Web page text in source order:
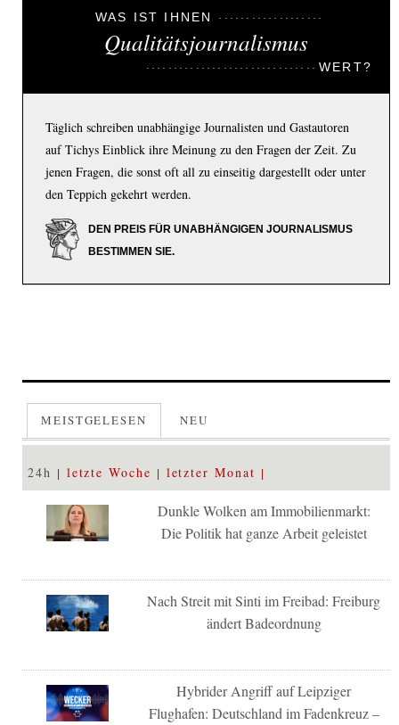
WAS IST IHNEN
Qualitätsjournalismus
WERT?
Täglich schreiben unabhängige Journalisten und Gastautoren
auf Tichys Einblick ihre Meinung zu den Fragen der Zeit. Zu
jenen Fragen, die sonst oft all zu einseitig dargestellt oder unter
den Teppich gekehrt werden.
DEN PREIS FÜR UNABHÄNGIGEN JOURNALISMUS
BESTIMMEN SIE.
MEISTGELESEN NEU
24h letzte Woche letzter Monat
Dunkle Wolken am Immobilienmarkt:
Die Politik hat ganze Arbeit geleistet
Nach Streit mit Sinti im Freibad: Freiburg
ändert Badeordnung
Hybrider Angriff auf Leipziger
Flughafen: Deutschland im Fadenkreuz –